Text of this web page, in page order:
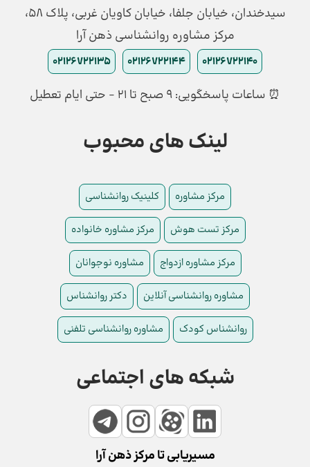
سیدخندان، خیابان جلفا، خیابان کاویان غربی، پلاک 58،
مرکز مشاوره روانشناسی ذهن آرا
02126722140
02126722144
02126722135
⏰ ساعات پاسخگویی: ۹ صبح تا ۲۱ - حتی ایام تعطیل
لینک های محبوب
مرکز مشاوره کلینیک روانشناسی
مرکز تست هوش مرکز مشاوره خانواده
مرکز مشاوره ازدواج مشاوره نوجوانان
مشاوره روانشناسی آنلاین دکتر روانشناس
روانشناس کودک مشاوره روانشناسی تلفنی
شبکه های اجتماعی
مسیریابی تا مرکز ذهن آرا